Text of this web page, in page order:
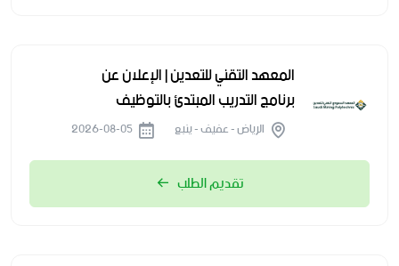
المعهد التقني للتعدين | الإعلان عن
برنامج التدريب المبتدئ بالتوظيف
الرياض - عفيف - ينبع
تقديم الطلب